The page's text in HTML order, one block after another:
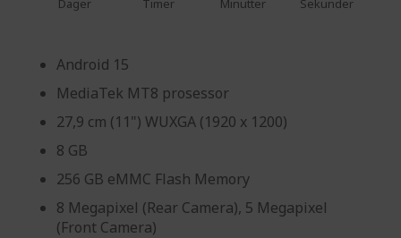
Android 15
MediaTek MT8 prosessor
27,9 cm (11") WUXGA (1920 x 1200)
8 GB
256 GB eMMC Flash Memory
8 Megapixel (Rear Camera), 5 Megapixel
(Front Camera)